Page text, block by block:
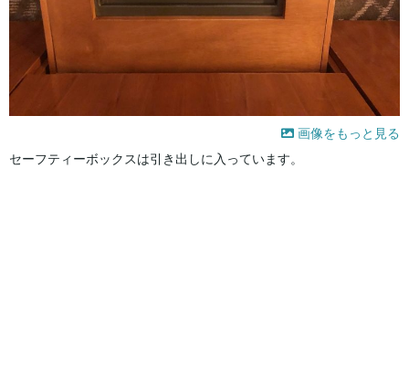
画像をもっと見る
セーフティーボックスは引き出しに入っています。